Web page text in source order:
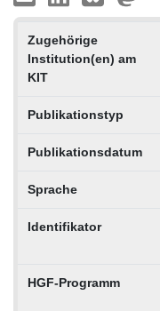
Zugehörige
Institution(en) am
KIT
Publikationstyp
Publikationsdatum
Sprache
Identifikator
HGF-Programm